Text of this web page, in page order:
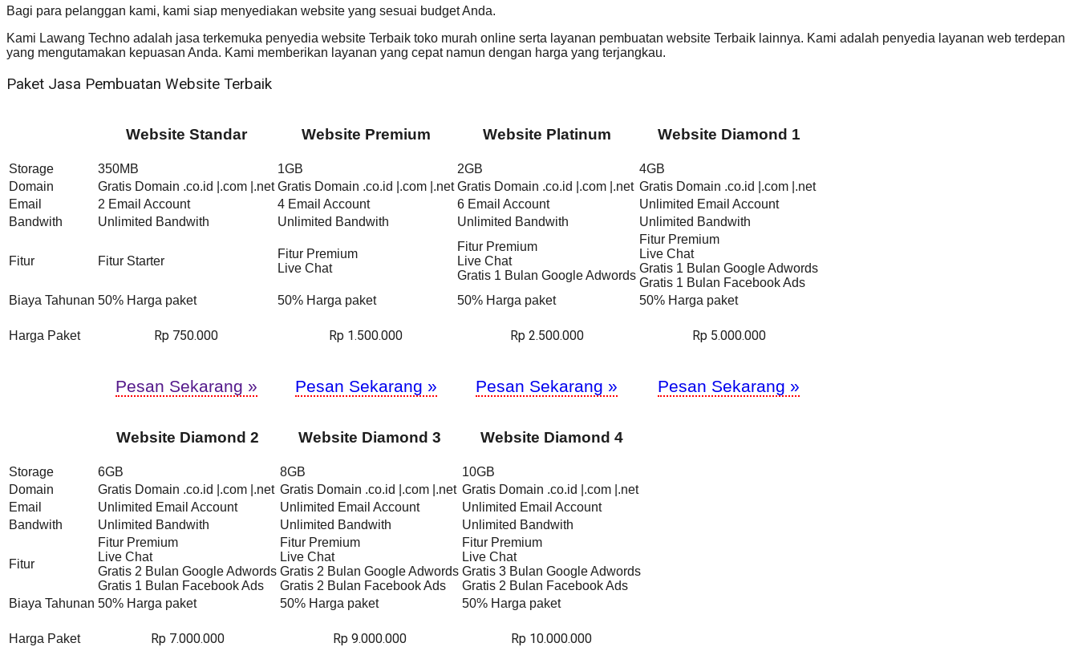
Bagi para pelanggan kami, kami siap menyediakan website yang sesuai budget Anda.
Kami Lawang Techno adalah jasa terkemuka penyedia website Terbaik toko murah online serta layanan pembuatan website Terbaik lainnya. Kami adalah penyedia layanan web terdepan
yang mengutamakan kepuasan Anda. Kami memberikan layanan yang cepat namun dengan harga yang terjangkau.
Paket Jasa Pembuatan Website Terbaik
Website Standar Website Premium Website Platinum Website Diamond 1
Storage 350MB 1GB 2GB
4GB
Domain
Gratis Domain .co.id |.com |.net Gratis Domain .co.id |.com |.net Gratis Domain .co.id |.com |.net Gratis Domain .co.id |.com |.net
Email
2 Email Account 4 Email Account 6 Email Account
Unlimited Email Account
Bandwith
Unlimited Bandwith Unlimited Bandwith Unlimited Bandwith Unlimited Bandwith
Fitur Fitur Starter
Fitur Premium
Live Chat
Fitur Premium
Live Chat
Gratis 1 Bulan Google Adwords
Fitur Premium
Live Chat
Gratis 1 Bulan Google Adwords
Gratis 1 Bulan Facebook Ads
Biaya Tahunan 50% Harga paket 50% Harga paket 50% Harga paket 50% Harga paket
Harga Paket Rp 750.000 Rp 1.500.000 Rp 2.500.000 Rp 5.000.000
Pesan Sekarang » Pesan Sekarang » Pesan Sekarang » Pesan Sekarang »
Website Diamond 2 Website Diamond 3 Website Diamond 4
Storage 6GB 8GB
10GB
Domain
Gratis Domain .co.id |.com |.net Gratis Domain .co.id |.com |.net Gratis Domain .co.id |.com |.net
Email
Unlimited Email Account Unlimited Email Account
Unlimited Email Account
Bandwith
Unlimited Bandwith Unlimited Bandwith Unlimited Bandwith
Fitur
Fitur Premium
Live Chat
Gratis 2 Bulan Google Adwords
Gratis 1 Bulan Facebook Ads
Fitur Premium
Live Chat
Gratis 2 Bulan Google Adwords
Gratis 2 Bulan Facebook Ads
Fitur Premium
Live Chat
Gratis 3 Bulan Google Adwords
Gratis 2 Bulan Facebook Ads
Biaya Tahunan 50% Harga paket 50% Harga paket 50% Harga paket
Harga Paket Rp 7.000.000 Rp 9.000.000 Rp 10.000.000